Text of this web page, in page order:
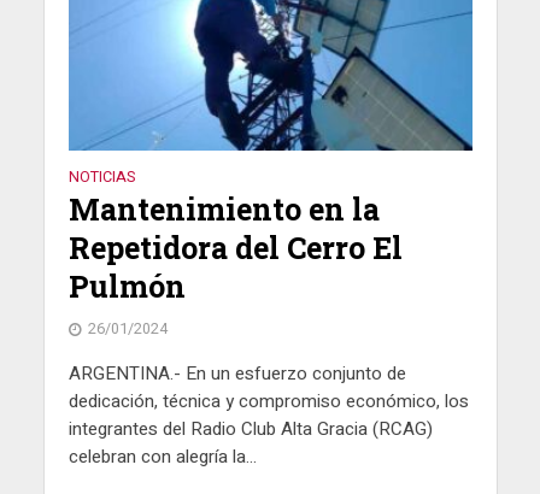
NOTICIAS
Mantenimiento en la
Repetidora del Cerro El
Pulmón
26/01/2024
ARGENTINA.- En un esfuerzo conjunto de
dedicación, técnica y compromiso económico, los
integrantes del Radio Club Alta Gracia (RCAG)
celebran con alegría la...